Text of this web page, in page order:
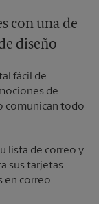
con una de
diseño
fácil de
de
comunican todo
lista de correo y
sus tarjetas
en correo